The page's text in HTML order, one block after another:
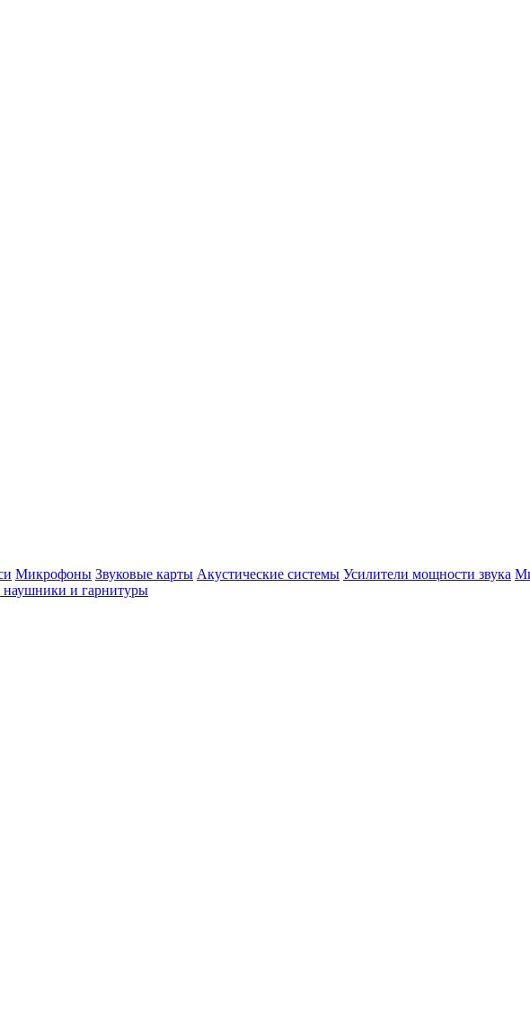
Микрофоны Звуковые карты Акустические системы Усилители мощности звука
и гарнитуры